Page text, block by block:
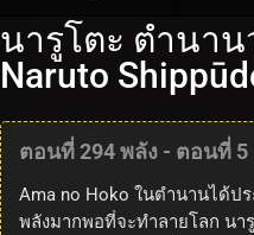
นารูโตะ ตำนา
Naruto
ตอนที่ 294 พลัง - ตอนที่ 5
Ama no Hoko ในตำนานได้ป
พลังมากพอที่จะทำลายโลก นา